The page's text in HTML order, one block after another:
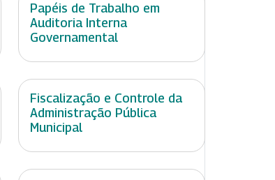
Papéis de Trabalho em
Auditoria Interna
Governamental
Fiscalização e Controle da
Administração Pública
Municipal